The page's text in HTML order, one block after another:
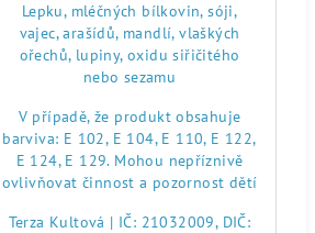
Lepku, mléčných bílkovin, sóji,
vajec, arašídů, mandlí, vlaškých
ořechů, lupiny, oxidu siřičitého
nebo sezamu
V případě, že produkt obsahuje
barviva: E 102, E 104, E 110, E 122,
E 124, E 129. Mohou nepříznivě
ovlivňovat činnost a pozornost dětí
Terza Kultová | IČ: 21032009, DIČ: